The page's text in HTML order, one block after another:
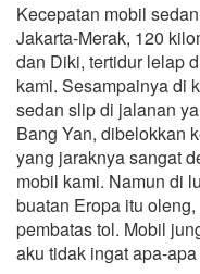
Kecepatan mobil
Jakarta-Merak, 120
dan Diki, tertidur lelap
kami. Sesampainya di
sedan slip di jalanan
Bang Yan, dibelokkan
yang jaraknya sangat
mobil kami. Namun di
buatan Eropa itu
pembatas tol. Mobil
aku tidak ingat apa-